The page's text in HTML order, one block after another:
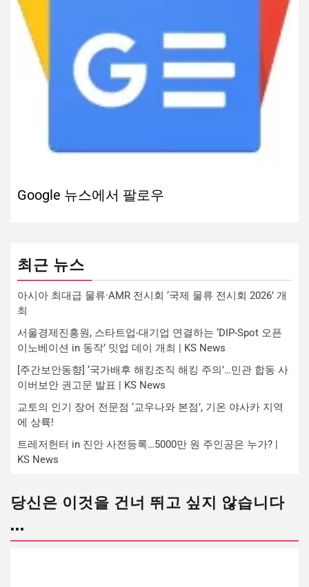
Google 뉴스에서 팔로우
최근 뉴스
아시아 최대급 물류·AMR 전시회 ‘국제 물류 전시회 2026’ 개
최
서울경제진흥원, 스타트업-대기업 연결하는 ‘DIP-Spot 오픈
이노베이션 in 동작’ 밋업 데이 개최 | KS News
[주간보안동향] ‘국가배후 해킹조직 해킹 주의’…민관 합동 사
이버보안 권고문 발표 | KS News
교토의 인기 장어 전문점 ‘교우나와 본점’, 기온 야사카 지역
에 상륙!
트레저헌터 in 진안 사전등록…5000만 원 주인공은 누가? |
KS News
당신은 이것을 건너 뛰고 싶지 않습니다
...